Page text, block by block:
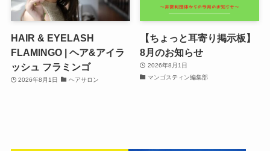
HAIR & EYELASH
FLAMINGO | ヘア&アイラ
ッシュ フラミンゴ
2026年8月1日 ヘアサロン
【ちょっと耳寄り掲示板】
8月のお知らせ
2026年8月1日
マンゴスティン編集部